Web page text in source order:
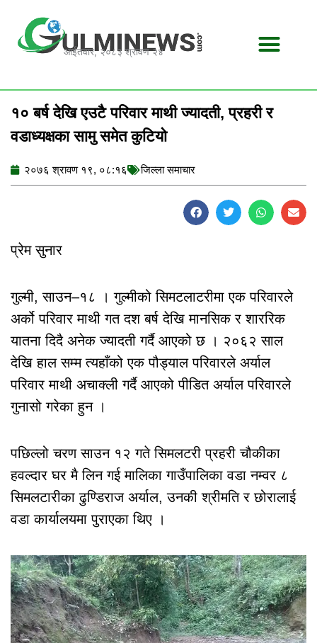
content
आईतवार, २०८३ श्रावण २४
१० बर्ष देखि एउटै परिवार माथी ज्यादती, प्रहरी र
वडाध्यक्षका सामु समेत कुटियो
२०७६ श्रावण १९, ०८:१६ जिल्ला समाचार
प्रेम सुनार
गुल्मी, साउन–१८ । गुल्मीको सिमटलाटरीमा एक परिवारले
अर्को परिवार माथी गत दश बर्ष देखि मानसिक र शाररिक
यातना दिदै अनेक ज्यादती गर्दै आएको छ । २०६२ साल
देखि हाल सम्म त्यहाँको एक पौड्याल परिवारले अर्याल
परिवार माथी अचाक्ली गर्दै आएको पीडित अर्याल परिवारले
गुनासो गरेका हुन ।
पछिल्लो चरण साउन १२ गते सिमलटरी प्रहरी चौकीका
हवल्दार घर मै लिन गई मालिका गाउँपालिका वडा नम्वर ८
सिमलटारीका ढुण्डिराज अर्याल, उनकी श्रीमति र छोरालाई
वडा कार्यालयमा पुराएका थिए ।